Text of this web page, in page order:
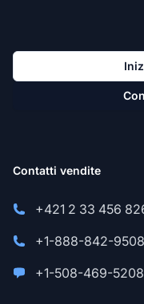
Contatti vendite
+421 2 33 456
+1-888-842-9508
+1-508-469-5208